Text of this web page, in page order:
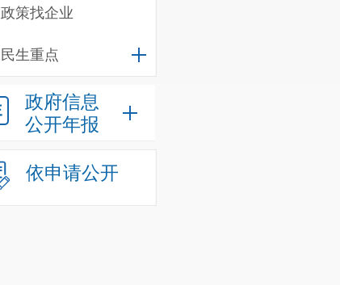
政策找企业
民生重点
政府信息
公开年报
依申请公开